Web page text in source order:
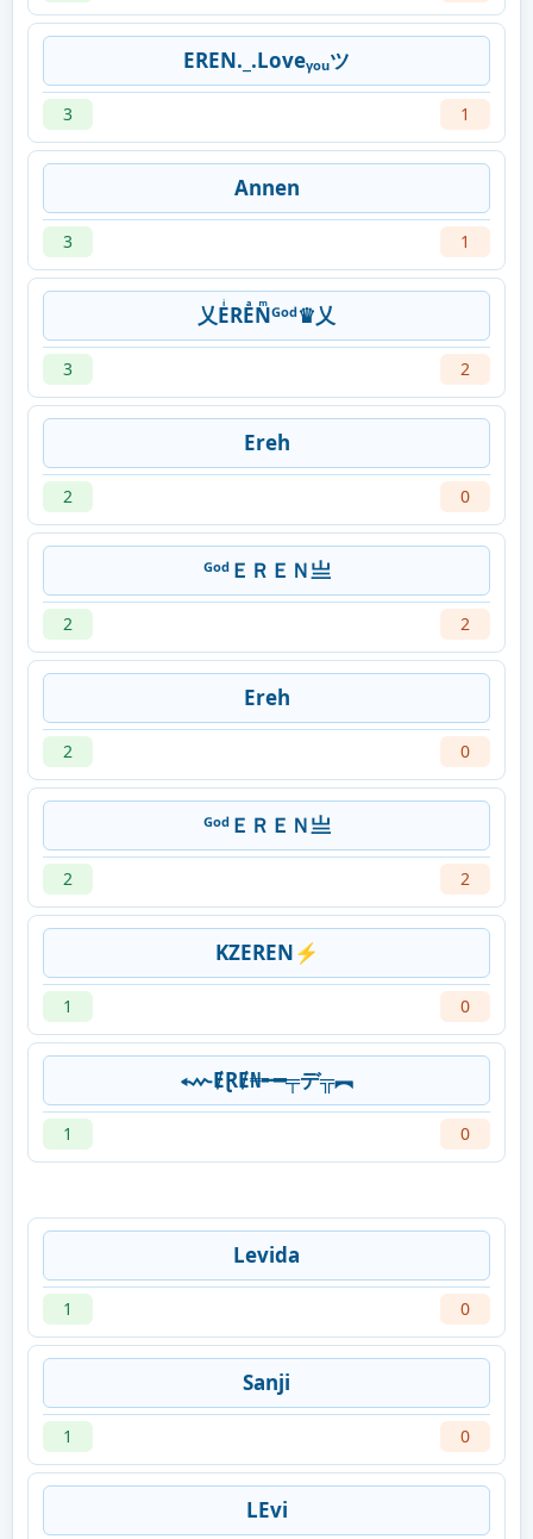
EREN._.Loveᵧₒᵤツ
3 1
Annen
3 1
乂EͥREͣNͫᴳᵒᵈ♛乂
3 2
Ereh
2 0
ᴳᵒᵈＥＲＥＮ亗
2 2
Ereh
2 0
ᴳᵒᵈＥＲＥＮ亗
2 2
KZㅤEREN⚡
1 0
⬳ɆⱤɆ₦╾━╤デ╦︻
1 0
Levida
1 0
Sanji
1 0
LEvi